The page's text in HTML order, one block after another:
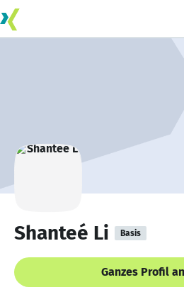
Shanteé Li Basis
Ganzes Profil